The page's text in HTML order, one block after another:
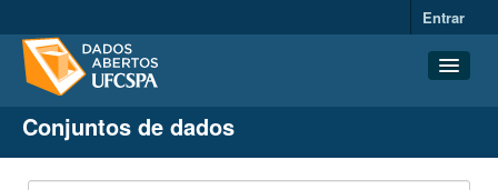
Entrar
Conjuntos de dados
Organizações
Conjuntos de dados